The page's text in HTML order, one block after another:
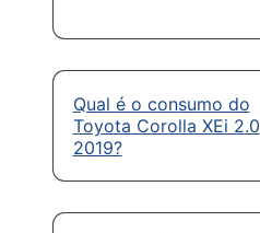
Qual é o consumo do
Toyota Corolla XEi 2.0
2019?